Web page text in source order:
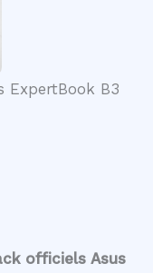
ExpertBook B3
officiels Asus